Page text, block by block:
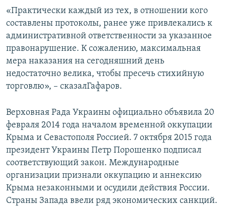
«Практически каждый из тех, в отношении кого
составлены протоколы, ранее уже привлекались к
административной ответственности за указанное
правонарушение. К сожалению, максимальная
мера наказания на сегодняшний день
недостаточно велика, чтобы пресечь стихийную
торговлю», – сказалГафаров.
Верховная Рада Украины официально объявила 20
февраля 2014 года началом временной оккупации
Крыма и Севастополя Россией. 7 октября 2015 года
президент Украины Петр Порошенко подписал
соответствующий закон. Международные
организации признали оккупацию и аннексию
Крыма незаконными и осудили действия России.
Страны Запада ввели ряд экономических санкций.